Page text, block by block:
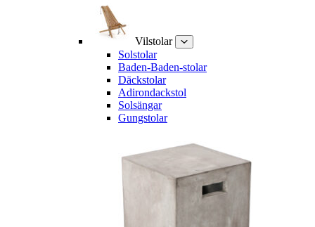
Vilstolar
Solstolar
Baden-Baden-stolar
Däckstolar
Adirondackstol
Solsängar
Gungstolar